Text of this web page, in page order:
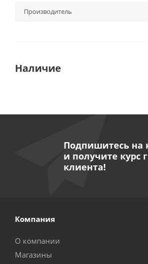
Производитель
Наличие
Подпишитесь на
и получите курс
клиента!
Компания
О компании
Магазины